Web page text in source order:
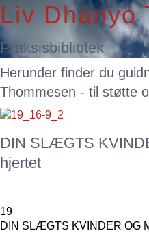
Liv Dhanyo
Praksisbibliotek
Herunder finder du
Thommesen - til støtte
DIN SLÆGTS
hjertet
19
DIN SLÆGTS KVINDER OG